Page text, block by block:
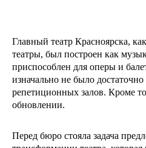
Главный театр Красноярска,
театры, был построен как
приспособлен для оперы и
изначально не было
репетиционных залов. Кроме
обновлении.
Перед бюро стояла задача